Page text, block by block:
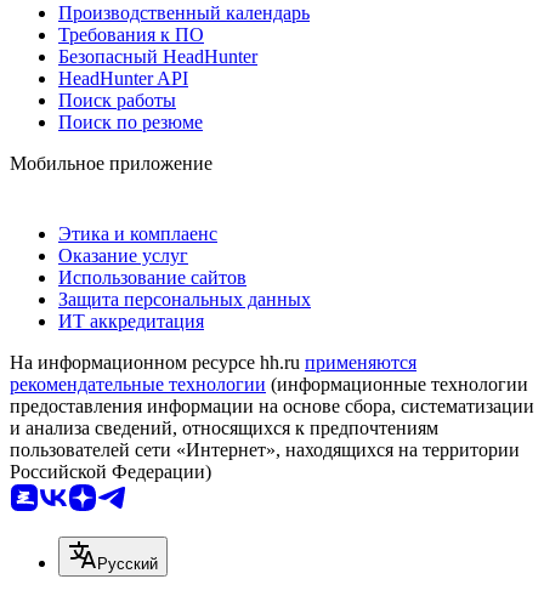
Производственный календарь
Требования к ПО
Безопасный HeadHunter
HeadHunter API
Поиск работы
Поиск по резюме
Мобильное приложение
Этика и комплаенс
Оказание услуг
Использование сайтов
Защита персональных данных
ИТ аккредитация
На информационном ресурсе hh.ru применяются
рекомендательные технологии (информационные технологии
предоставления информации на основе сбора, систематизации
и анализа сведений, относящихся к предпочтениям
пользователей сети «Интернет», находящихся на территории
Российской Федерации)
Русский